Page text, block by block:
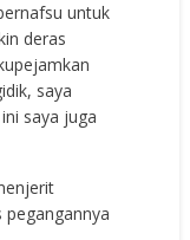
untuk
deras
saya
saya juga